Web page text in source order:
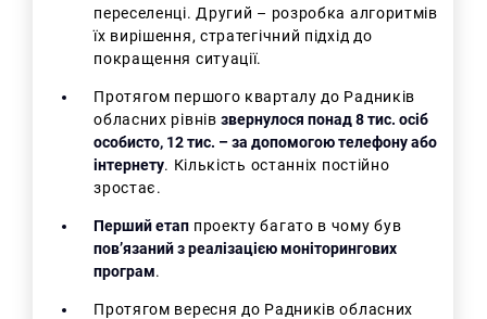
переселенці. Другий – розробка алгоритмів
їх вирішення, стратегічний підхід до
покращення ситуації.
Протягом першого кварталу до Радників
обласних рівнівзвернулося понад 8 тис. осіб
особисто, 12 тис. – за допомогою телефону або
інтернету. Кількість останніх постійно
зростає.
Перший етап проекту багато в чому був
пов’язаний з реалізацією моніторингових
програм.
Протягом вересня до Радників обласних